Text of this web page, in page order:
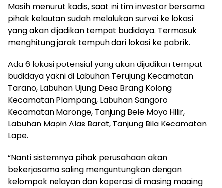
Masih menurut kadis, saat ini tim investor bersama
pihak kelautan sudah melalukan survei ke lokasi
yang akan dijadikan tempat budidaya. Termasuk
menghitung jarak tempuh dari lokasi ke pabrik.
Ada 6 lokasi potensial yang akan dijadikan tempat
budidaya yakni di Labuhan Terujung Kecamatan
Tarano, Labuhan Ujung Desa Brang Kolong
Kecamatan Plampang, Labuhan Sangoro
Kecamatan Maronge, Tanjung Bele Moyo Hilir,
Labuhan Mapin Alas Barat, Tanjung Bila Kecamatan
Lape.
“Nanti sistemnya pihak perusahaan akan
bekerjasama saling menguntungkan dengan
kelompok nelayan dan koperasi di masing maaing